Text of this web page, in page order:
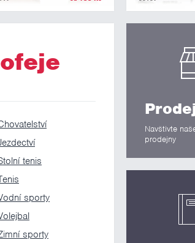
tenis
sporty
sporty
Navštivte
prodejny